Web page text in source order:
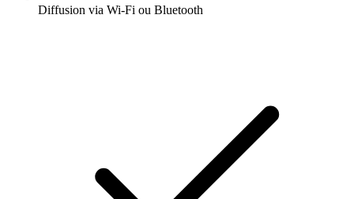
Diffusion via Wi-Fi ou Bluetooth